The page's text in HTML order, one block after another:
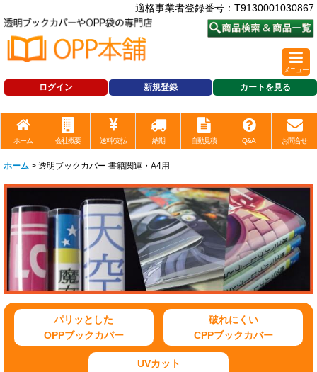
適格事業者登録番号：T9130001030867
ログイン 新規登録 カートを見る
メニュー
ホーム 会社概要 送料/支払 納期 自動見積 Q&A お問合せ
ホーム > 透明ブックカバー 書籍関連・A4用
パリッとした
OPPブックカバー
破れにくい
CPPブックカバー
UVカット